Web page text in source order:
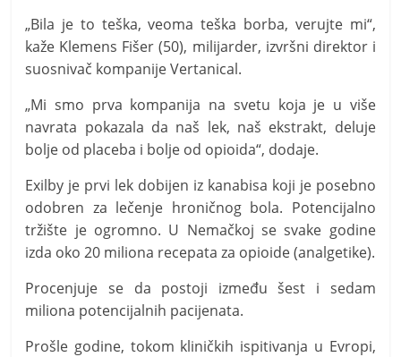
„Bila je to teška, veoma teška borba, verujte mi“,
kaže Klemens Fišer (50), milijarder, izvršni direktor i
suosnivač kompanije Vertanical.
„Mi smo prva kompanija na svetu koja je u više
navrata pokazala da naš lek, naš ekstrakt, deluje
bolje od placeba i bolje od opioida“, dodaje.
Exilby je prvi lek dobijen iz kanabisa koji je posebno
odobren za lečenje hroničnog bola. Potencijalno
tržište je ogromno. U Nemačkoj se svake godine
izda oko 20 miliona recepata za opioide (analgetike).
Procenjuje se da postoji između šest i sedam
miliona potencijalnih pacijenata.
Prošle godine, tokom kliničkih ispitivanja u Evropi,